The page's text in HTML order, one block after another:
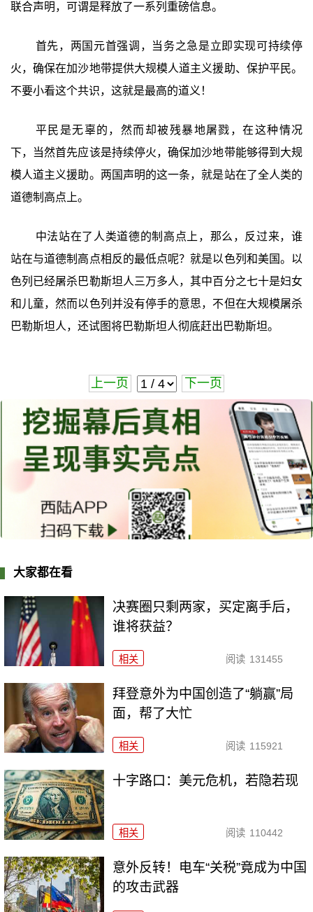
联合声明，可谓是释放了一系列重磅信息。
首先，两国元首强调，当务之急是立即实现可持续停
火，确保在加沙地带提供大规模人道主义援助、保护平民。
不要小看这个共识，这就是最高的道义！
平民是无辜的，然而却被残暴地屠戮，在这种情况
下，当然首先应该是持续停火，确保加沙地带能够得到大规
模人道主义援助。两国声明的这一条，就是站在了全人类的
道德制高点上。
中法站在了人类道德的制高点上，那么，反过来，谁
站在与道德制高点相反的最低点呢？就是以色列和美国。以
色列已经屠杀巴勒斯坦人三万多人，其中百分之七十是妇女
和儿童，然而以色列并没有停手的意思，不但在大规模屠杀
巴勒斯坦人，还试图将巴勒斯坦人彻底赶出巴勒斯坦。
上一页 下一页
大家都在看
决赛圈只剩两家，买定离手后，
谁将获益？
相关 阅读 131455
拜登意外为中国创造了“躺赢”局
面，帮了大忙
相关 阅读 115921
十字路口：美元危机，若隐若现
相关 阅读 110442
意外反转！电车“关税”竟成为中国
的攻击武器